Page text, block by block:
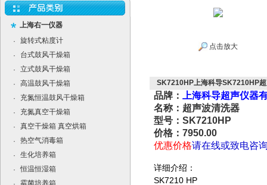
上海右一仪器
·
旋转式粘度计
·
台式鼓风干燥箱
·
立式鼓风干燥箱
·
高温鼓风干燥箱
·
充氮恒温鼓风干燥箱
·
充氮真空干燥箱
·
真空干燥箱 真空烘箱
·
热空气消毒箱
·
生化培养箱
·
恒温恒湿箱
霉菌培养箱
点击放大
SK7210HP上海科导SK7210HP
品牌：
上海科导超声仪器
名称：超声波清洗器
型号：SK7210HP
价格：7950.00
优惠价格请在线或致电咨
详细介绍：
SK7210 HP